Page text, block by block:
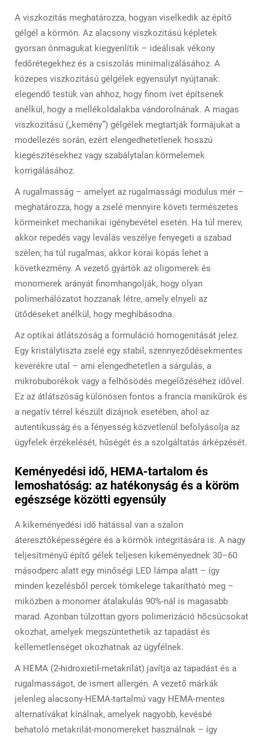
A viszkozitás meghatározza, hogyan viselkedik az építő
gélgél a körmön. Az alacsony viszkozitású képletek
gyorsan önmagukat kiegyenlítik – ideálisak vékony
fedőrétegekhez és a csiszolás minimalizálásához. A
közepes viszkozitású gélgélek egyensúlyt nyújtanak:
elegendő testük van ahhoz, hogy finom ívet építsenek
anélkül, hogy a mellékoldalakba vándorolnának. A magas
viszkozitású („kemény”) gélgélek megtartják formájukat a
modellezés során, ezért elengedhetetlenek hosszú
kiegészítésekhez vagy szabálytalan körmelemek
korrigálásához.
A rugalmasság – amelyet az rugalmassági modulus mér –
meghatározza, hogy a zselé mennyire követi természetes
körmeinket mechanikai igénybevétel esetén. Ha túl merev,
akkor repedés vagy leválás veszélye fenyegeti a szabad
szélen; ha túl rugalmas, akkor korai kopás lehet a
következmény. A vezető gyártók az oligomerek és
monomerek arányát finomhangolják, hogy olyan
polimerhálózatot hozzanak létre, amely elnyeli az
ütődéseket anélkül, hogy meghibásodna.
Az optikai átlátszóság a formuláció homogenitását jelez.
Egy kristálytiszta zselé egy stabil, szennyeződésekmentes
keverékre utal – ami elengedhetetlen a sárgulás, a
mikrobuborékok vagy a felhősödés megelőzéséhez idővel.
Ez az átlátszóság különösen fontos a francia manikűrök és
a negatív térrel készült dizájnok esetében, ahol az
autentikusság és a fényesség közvetlenül befolyásolja az
ügyfelek érzékelését, hűségét és a szolgáltatás árképzését.
Keményedési idő, HEMA-tartalom és
lemoshatóság: az hatékonyság és a köröm
egészsége közötti egyensúly
A kikeményedési idő hatással van a szalon
áteresztőképességére és a körmök integritására is. A nagy
teljesítményű építő gélek teljesen kikeményednek 30–60
másodperc alatt egy minőségi LED lámpa alatt – így
minden kezelésből percek tömkelege takarítható meg –
miközben a monomer átalakulás 90%-nál is magasabb
marad. Azonban túlzottan gyors polimerizáció hőcsúcsokat
okozhat, amelyek megszüntethetik az tapadást és
kellemetlenséget okozhatnak az ügyfélnek.
A HEMA (2-hidroxietil-metakrilát) javítja az tapadást és a
rugalmasságot, de ismert allergén. A vezető márkák
jelenleg alacsony-HEMA-tartalmú vagy HEMA-mentes
alternatívákat kínálnak, amelyek nagyobb, kevésbé
behatoló metakrilát-monomereket használnak – így